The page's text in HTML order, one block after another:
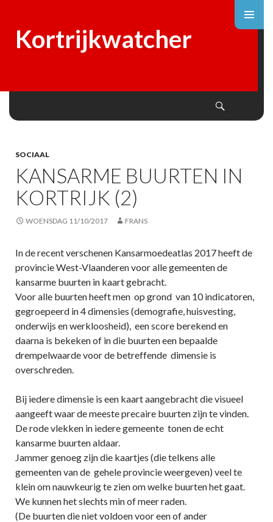
Kortrijkwatcher
SOCIAAL
KANSARME BUURTEN IN
KORTRIJK (2)
WOENSDAG 11/10/2017 FRANS
In de recent verschenen Kansarmoedeatlas 2017 heeft de
provincie West-Vlaanderen voor alle gemeenten de
kansarme buurten in kaart gebracht.
Voor alle buurten heeft men op grond van 10 indicatoren,
gegroepeerd in 4 dimensies (demografie, huisvesting,
onderwijs en werkloosheid), een score berekend en
daarna is bekeken of in die buurten een bepaalde
drempelwaarde voor de betreffende dimensie is
overschreden.
Bij iedere dimensie is een kaart aangebracht die visueel
aangeeft waar de meeste precaire buurten zijn te vinden.
De rode vlekken in iedere gemeente tonen de echt
kansarme buurten aldaar.
Jammer genoeg zijn die kaartjes (die telkens alle
gemeenten van de gehele provincie weergeven) veel te
klein om nauwkeurig te zien om welke buurten het gaat.
We kunnen het slechts min of meer raden.
(De buurten die niet voldoen voor een of ander